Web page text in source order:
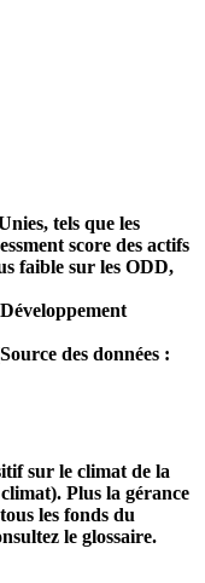
tels que les
score des actifs
faible sur les ODD,
des données :
sur le climat de la
Plus la gérance
les fonds du
le glossaire.